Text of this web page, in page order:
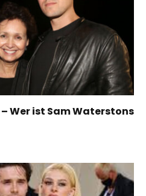
Wer ist Sam Waterstons